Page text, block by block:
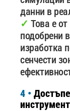
данни в
✓ Това е от
подобрени
изработка
сенчести
4 •
инструмент